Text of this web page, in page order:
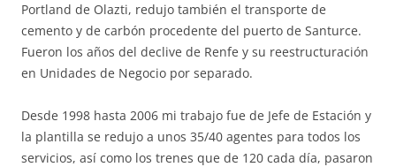
Portland de Olazti, redujo también el transporte de
cemento y de carbón procedente del puerto de Santurce.
Fueron los años del declive de Renfe y su reestructuración
en Unidades de Negocio por separado.
Desde 1998 hasta 2006 mi trabajo fue de Jefe de Estación y
la plantilla se redujo a unos 35/40 agentes para todos los
servicios, así como los trenes que de 120 cada día, pasaron